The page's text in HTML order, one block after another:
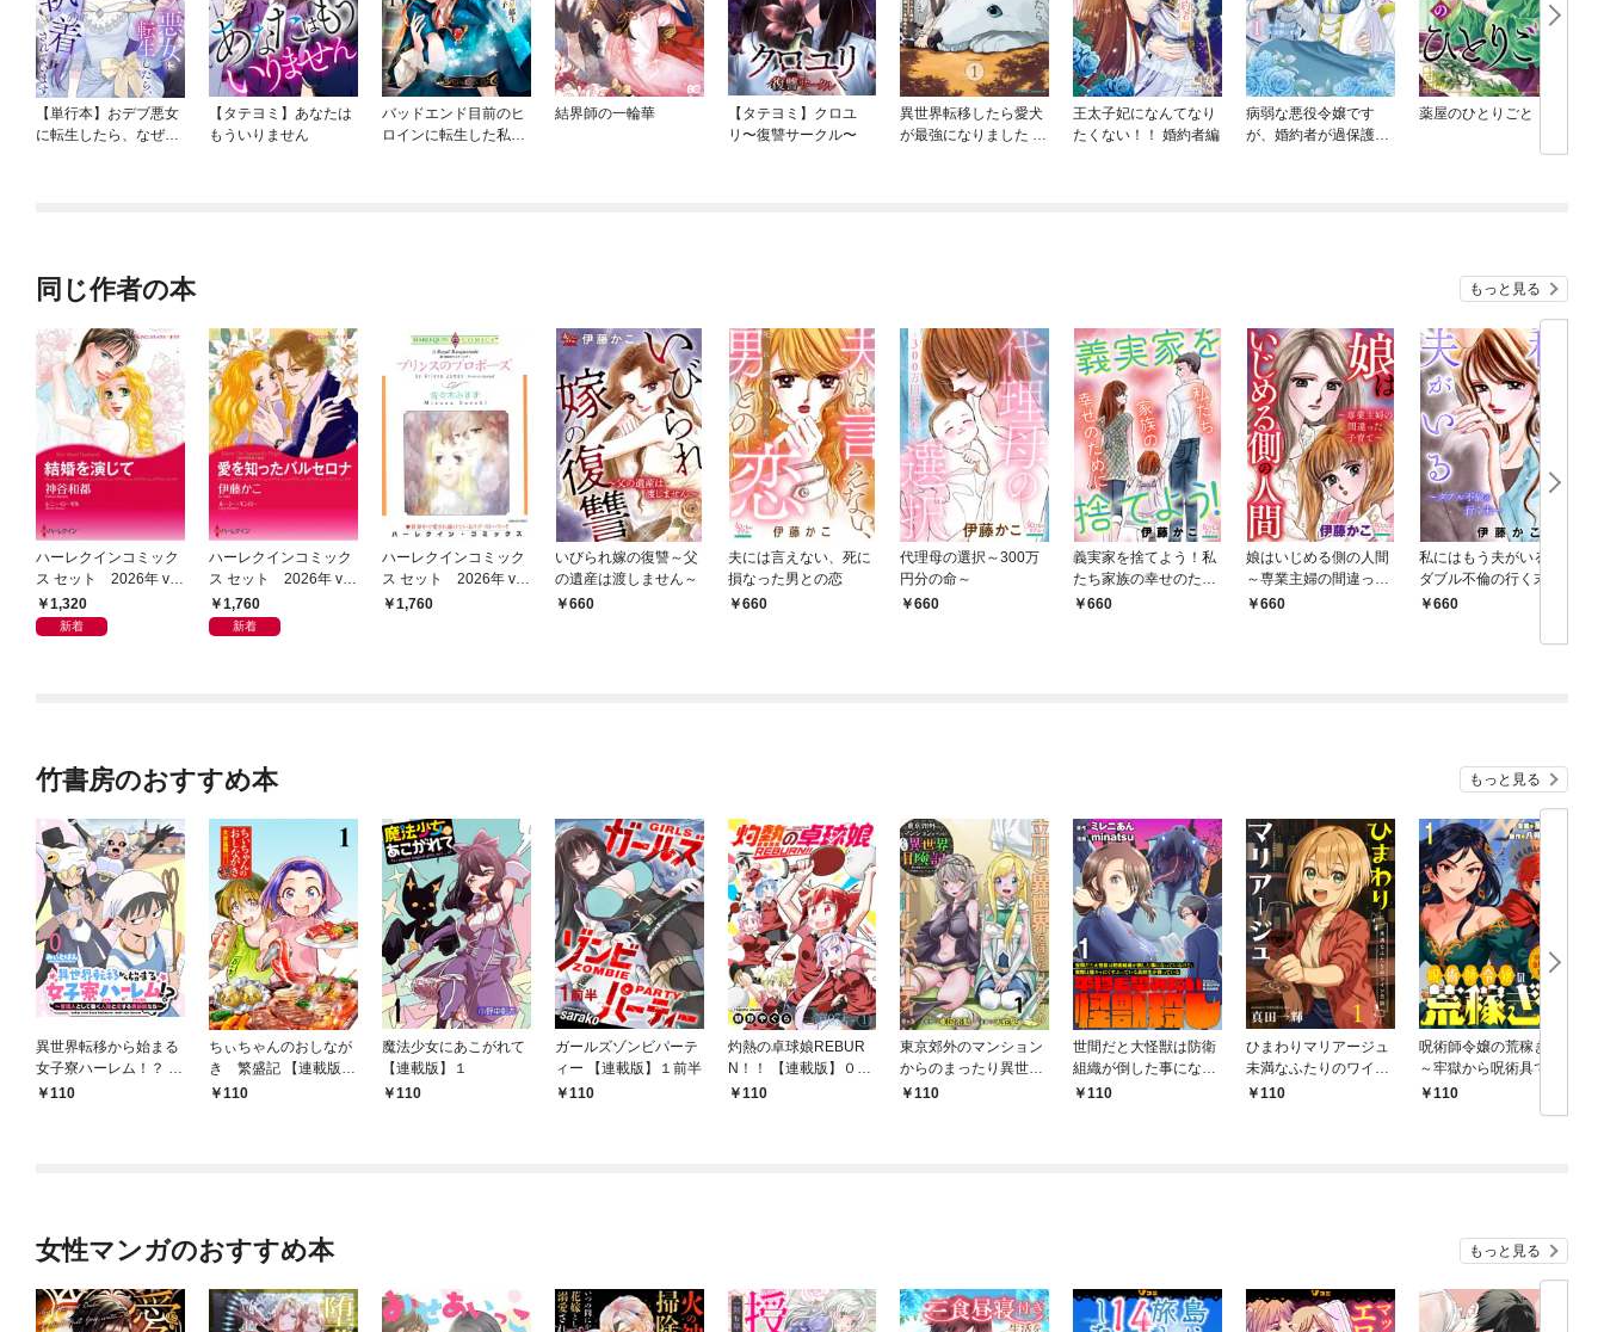
【単行本】おデブ悪女
に転生したら、なぜか
【タテヨミ】あなたは
もういりません
バッドエンド目前のヒ
ロインに転生した私、
結界師の一輪華
【タテヨミ】クロユ
リ〜復讐サークル〜
異世界転移したら愛犬
が最強になりました ～
王太子妃になんてなり
たくない！！ 婚約者編
病弱な悪役令嬢です
が、婚約者が過保護す
薬屋のひとりごと
同じ作者の本 もっと見る
ハーレクインコミック
ス セット 2026年 vo
l.1021
1,320
新着
ハーレクインコミック
ス セット 2026年 vo
l.1067
1,760
新着
ハーレクインコミック
ス セット 2026年 vo
l.929
1,760
いびられ嫁の復讐～父
の遺産は渡しません～
660
夫には言えない、死に
損なった男との恋
660
代理母の選択～300万
円分の命～
660
義実家を捨てよう！私
たち家族の幸せのため
に660
娘はいじめる側の人間
～専業主婦の間違った
子育て～
660
私にはもう夫がいる～
ダブル不倫の行く末～
660
竹書房のおすすめ本 もっと見る
異世界転移から始まる
女子寮ハーレム！？ ～
管理人として働く人間
110
ちぃちゃんのおしなが
き 繁盛記 【連載版】
１110
魔法少女にあこがれて
【連載版】１
110
ガールズゾンビパーテ
ィー 【連載版】１前半
110
灼熱の卓球娘REBUR
N！！ 【連載版】０－
①110
東京郊外のマンション
からのまったり異世界
冒険記 ～僕の部屋が
110
世間だと大怪獣は防衛
組織が倒した事になっ
ているけど、実際は陰
110
ひまわりマリアージュ
未満なふたりのワイン
日誌 【連載版】１
110
呪術師令嬢の荒稼ぎ！
～牢獄から呪術具で掴
み取る金貨ザクザク宮
廷生活～ 【連載版】１
110
女性マンガのおすすめ本 もっと見る